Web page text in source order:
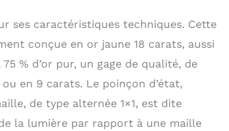
ses caractéristiques techniques. Cette
conçue en or jaune 18 carats, aussi
% d’or pur, un gage de qualité, de
en 9 carats. Le poinçon d’état,
de type alternée 1×1, est dite
la lumière par rapport à une maille